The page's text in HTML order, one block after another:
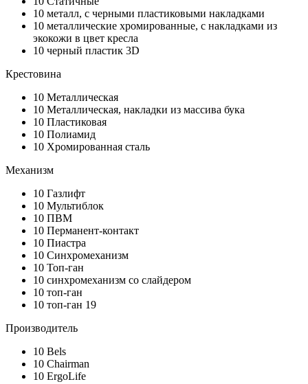
10 металл, с черными пластиковыми накладками
10 металлические хромированные, с накладками из
экокожи в цвет кресла
10 черный пластик 3D
Крестовина
10 Металлическая
10 Металлическая, накладки из массива бука
10 Пластиковая
10 Полиамид
10 Хромированная сталь
Механизм
10 Газлифт
10 Мультиблок
10 ПВМ
10 Перманент-контакт
10 Пиастра
10 Синхромеханизм
10 Топ-ган
10 синхромеханизм со слайдером
10 топ-ган
10 топ-ган 19
Производитель
10 Bels
10 Chairman
10 ErgoLife